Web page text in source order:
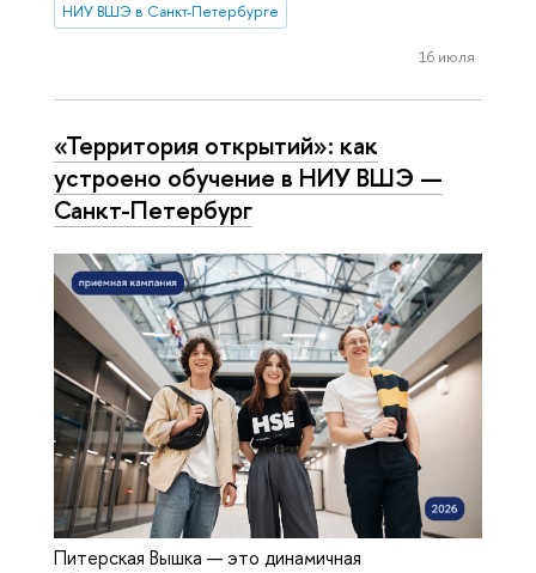
НИУ ВШЭ в Санкт-Петербурге
16 июля
«Территория открытий»: как
устроено обучение в НИУ ВШЭ —
Санкт-Петербург
Питерская Вышка — это динамичная